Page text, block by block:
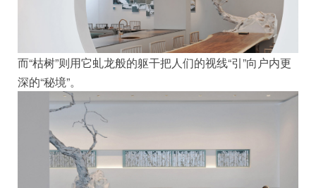
而“枯树”则用它虬龙般的躯干把人们的视线“引”向户内更
深的“秘境”。